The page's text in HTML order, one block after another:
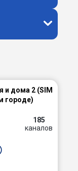
и дома 2 (SIM
городе)
185
каналов